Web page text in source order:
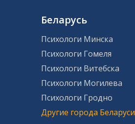
Беларусь
Психологи Минска
Психологи Гомеля
Психологи Витебска
Психологи Могилева
Психологи Гродно
Другие города Беларуси